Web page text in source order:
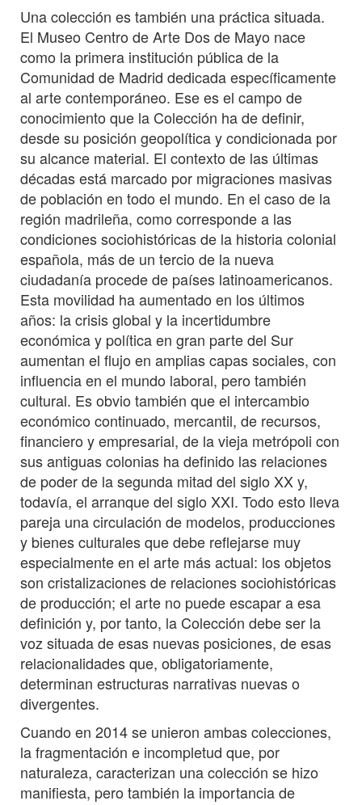
Una colección es también una práctica situada.
El Museo Centro de Arte Dos de Mayo nace
como la primera institución pública de la
Comunidad de Madrid dedicada específicamente
al arte contemporáneo. Ese es el campo de
conocimiento que la Colección ha de definir,
desde su posición geopolítica y condicionada por
su alcance material. El contexto de las últimas
décadas está marcado por migraciones masivas
de población en todo el mundo. En el caso de la
región madrileña, como corresponde a las
condiciones sociohistóricas de la historia colonial
española, más de un tercio de la nueva
ciudadanía procede de países latinoamericanos.
Esta movilidad ha aumentado en los últimos
años: la crisis global y la incertidumbre
económica y política en gran parte del Sur
aumentan el flujo en amplias capas sociales, con
influencia en el mundo laboral, pero también
cultural. Es obvio también que el intercambio
económico continuado, mercantil, de recursos,
financiero y empresarial, de la vieja metrópoli con
sus antiguas colonias ha definido las relaciones
de poder de la segunda mitad del siglo XX y,
todavía, el arranque del siglo XXI. Todo esto lleva
pareja una circulación de modelos, producciones
y bienes culturales que debe reflejarse muy
especialmente en el arte más actual: los objetos
son cristalizaciones de relaciones sociohistóricas
de producción; el arte no puede escapar a esa
definición y, por tanto, la Colección debe ser la
voz situada de esas nuevas posiciones, de esas
relacionalidades que, obligatoriamente,
determinan estructuras narrativas nuevas o
divergentes.
Cuando en 2014 se unieron ambas colecciones,
la fragmentación e incompletud que, por
naturaleza, caracterizan una colección se hizo
manifiesta, pero también la importancia de